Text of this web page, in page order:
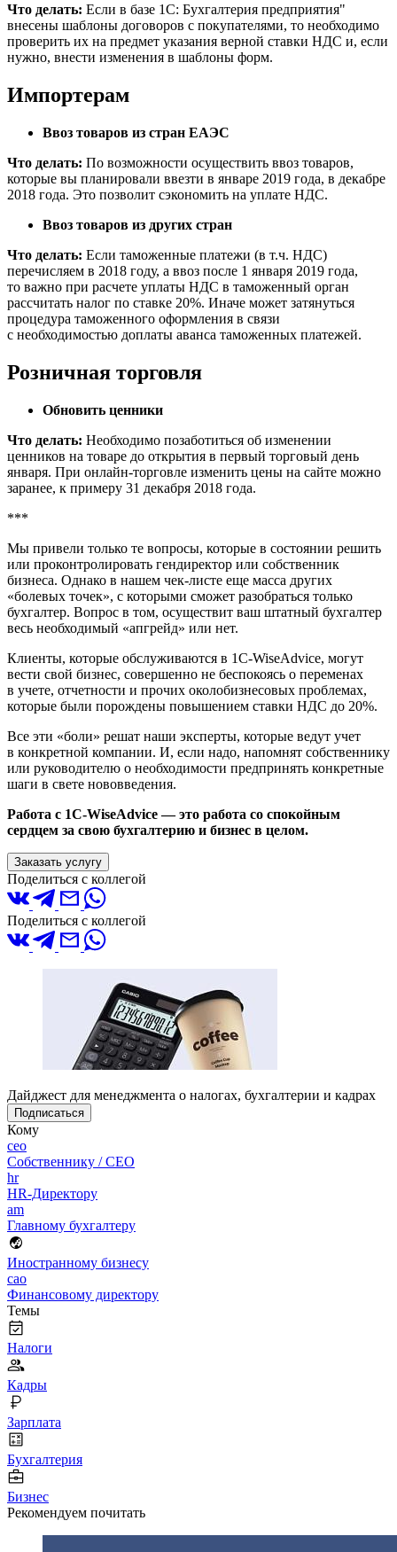
Что делать: Если в базе 1С: Бухгалтерия предприятия"
внесены шаблоны договоров с покупателями, то необходимо
проверить их на предмет указания верной ставки НДС и, если
нужно, внести изменения в шаблоны форм.
Импортерам
Ввоз товаров из стран ЕАЭС
Что делать: По возможности осуществить ввоз товаров,
которые вы планировали ввезти в январе 2019 года, в декабре
2018 года. Это позволит сэкономить на уплате НДС.
Ввоз товаров из других стран
Что делать: Если таможенные платежи (в т.ч. НДС)
перечисляем в 2018 году, а ввоз после 1 января 2019 года,
то важно при расчете уплаты НДС в таможенный орган
рассчитать налог по ставке 20%. Иначе может затянуться
процедура таможенного оформления в связи
с необходимостью доплаты аванса таможенных платежей.
Розничная торговля
Обновить ценники
Что делать: Необходимо позаботиться об изменении
ценников на товаре до открытия в первый торговый день
января. При онлайн-торговле изменить цены на сайте можно
заранее, к примеру 31 декабря 2018 года.
***
Мы привели только те вопросы, которые в состоянии решить
или проконтролировать гендиректор или собственник
бизнеса. Однако в нашем чек-листе еще масса других
«болевых точек», с которыми сможет разобраться только
бухгалтер. Вопрос в том, осуществит ваш штатный бухгалтер
весь необходимый «апгрейд» или нет.
Клиенты, которые обслуживаются в 1С-WiseAdvice, могут
вести свой бизнес, совершенно не беспокоясь о переменах
в учете, отчетности и прочих околобизнесовых проблемах,
которые были порождены повышением ставки НДС до 20%.
Все эти «боли» решат наши эксперты, которые ведут учет
в конкретной компании. И, если надо, напомнят собственнику
или руководителю о необходимости предпринять конкретные
шаги в свете нововведения.
Работа с 1С-WiseAdvice — это работа со спокойным
сердцем за свою бухгалтерию и бизнес в целом.
Заказать услугу
Поделиться с коллегой
Поделиться с коллегой
Дайджест для менеджмента о налогах, бухгалтерии и кадрах
Подписаться
Кому
ceo
Собственнику / CEO
hr
HR-Директору
am
Главному бухгалтеру
Иностранному бизнесу
cao
Финансовому директору
Темы
Налоги
Кадры
Зарплата
Бухгалтерия
Бизнес
Рекомендуем почитать